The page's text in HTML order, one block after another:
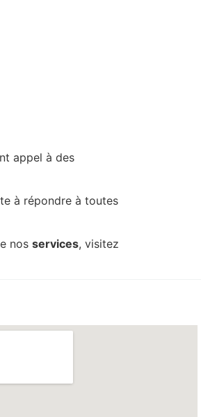
appel à des
à répondre à toutes
nos services, visitez